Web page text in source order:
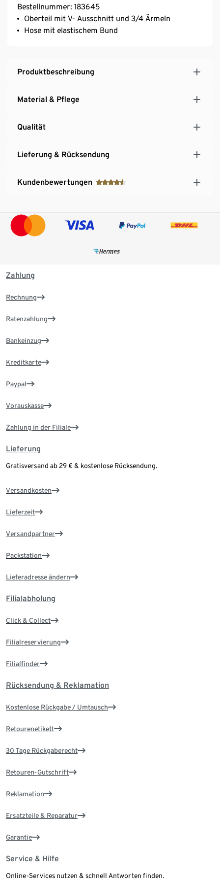
Bestellnummer: 183645
Oberteil mit V- Ausschnitt und 3/4 Ärmeln
Hose mit elastischem Bund
Produktbeschreibung
Material & Pflege
Qualität
Lieferung & Rücksendung
Kundenbewertungen
Zahlung
Rechnung
Ratenzahlung
Bankeinzug
Kreditkarte
Paypal
Vorauskasse
Zahlung in der Filiale
Lieferung
Gratisversand ab 29 € & kostenlose Rücksendung.
Versandkosten
Lieferzeit
Versandpartner
Packstation
Lieferadresse ändern
Filialabholung
Click & Collect
Filialreservierung
Filialfinder
Rücksendung & Reklamation
Kostenlose Rückgabe / Umtausch
Retourenetikett
30 Tage Rückgaberecht
Retouren-Gutschrift
Reklamation
Ersatzteile & Reparatur
Garantie
Service & Hilfe
Online-Services nutzen & schnell Antworten finden.